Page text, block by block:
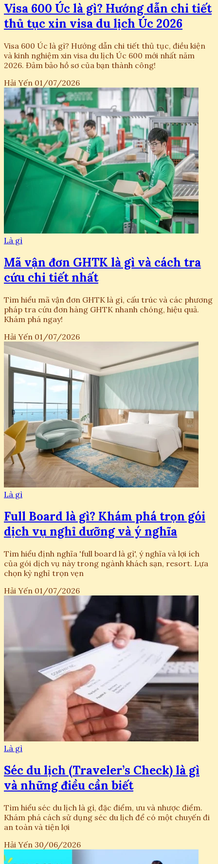
Visa 600 Úc là gì? Hướng dẫn chi tiết
thủ tục xin visa du lịch Úc 2026
Visa 600 Úc là gì? Hướng dẫn chi tiết thủ tục, điều kiện
và kinh nghiệm xin visa du lịch Úc 600 mới nhất năm
2026. Đảm bảo hồ sơ của bạn thành công!
Hải Yến 01/07/2026
Là gì
Mã vận đơn GHTK là gì và cách tra
cứu chi tiết nhất
Tìm hiểu mã vận đơn GHTK là gì, cấu trúc và các phương
pháp tra cứu đơn hàng GHTK nhanh chóng, hiệu quả.
Khám phá ngay!
Hải Yến 01/07/2026
Là gì
Full Board là gì? Khám phá trọn gói
dịch vụ nghỉ dưỡng và ý nghĩa
Tìm hiểu định nghĩa 'full board là gì', ý nghĩa và lợi ích
của gói dịch vụ này trong ngành khách sạn, resort. Lựa
chọn kỳ nghỉ trọn vẹn
Hải Yến 01/07/2026
Là gì
Séc du lịch (Traveler’s Check) là gì
và những điều cần biết
Tìm hiểu séc du lịch là gì, đặc điểm, ưu và nhược điểm.
Khám phá cách sử dụng séc du lịch để có một chuyến đi
an toàn và tiện lợi
Hải Yến 30/06/2026